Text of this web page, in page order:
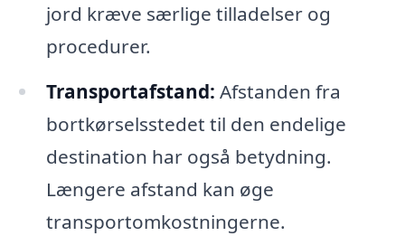
jord kræve særlige tilladelser og
procedurer.
Transportafstand: Afstanden fra
bortkørselsstedet til den endelige
destination har også betydning.
Længere afstand kan øge
transportomkostningerne.